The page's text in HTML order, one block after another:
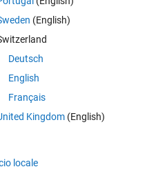
number of rows equal to the
(English)
Deutsch
English
Français
Kingdom(English)
locale